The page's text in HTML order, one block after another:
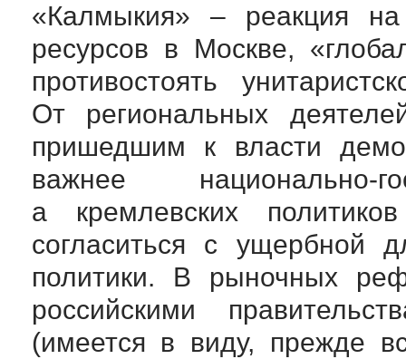
«Калмыкия» – реакция на
ресурсов в Москве,
противостоять
От региональных
пришедшим к власти
важнее национально-
а кремлевских
согласиться с ущербной
политики. В рыночных
российскими
(имеется в виду, прежде